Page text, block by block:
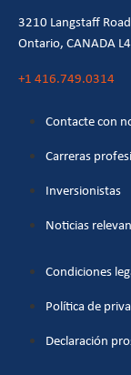
3210 Langstaff
Ontario, CANADA
+1 416.749.0314
Contacte con
Carreras
Inversionistas
Noticias
Condiciones
Política de
Declaración